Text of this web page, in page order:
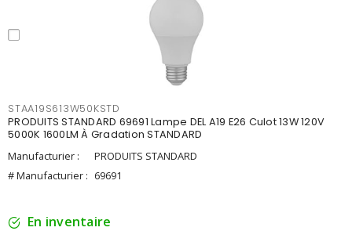
STAA19S613W50KSTD
PRODUITS STANDARD 69691 Lampe DEL A19 E26 Culot 13W 120V
5000K 1600LM À Gradation STANDARD
Manufacturier :
PRODUITS STANDARD
# Manufacturier : 69691
En inventaire